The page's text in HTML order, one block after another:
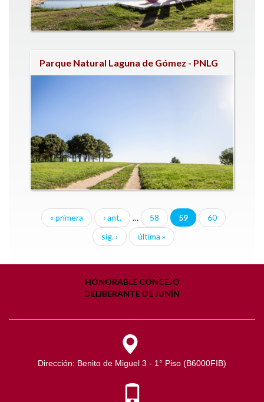
Parque Natural Laguna de Gómez - PNLG
« primera ‹ ant. … 58 59
60
sig. ›
última »
HONORABLE CONCEJO
DELIBERANTE DE JUNÍN
Dirección: Benito de Miguel 3 - 1° Piso (B6000FIB)